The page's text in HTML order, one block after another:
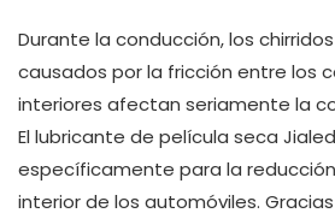
Durante la conducción, los
causados ​​por la fricción entre los
interiores afectan seriamente la
El lubricante de película seca
específicamente para la
interior de los automóviles.